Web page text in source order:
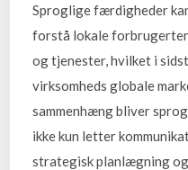
Sproglige færdigheder
forstå lokale
og tjenester, hvilket i
virksomheds globale
sammenhæng bliver
ikke kun letter
strategisk planlægning